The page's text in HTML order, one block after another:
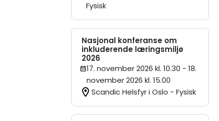
Fysisk
Nasjonal konferanse om
inkluderende læringsmiljø
2026
17. november 2026 kl. 10.30 - 18.
november 2026 kl. 15.00
Scandic Helsfyr i Oslo - Fysisk